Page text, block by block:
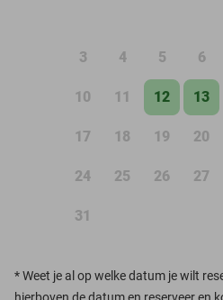
3 4 5 6
10 11 12 13
17 18 19 20
24 25 26 27
31
*Weet je al op welke datum je wilt
hierboven de datum en reserveer en